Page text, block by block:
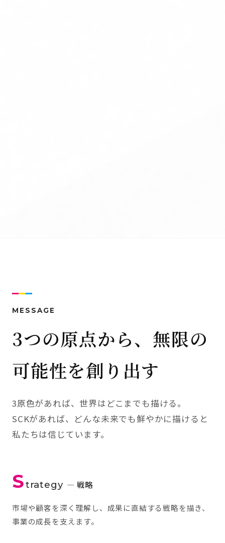
MESSAGE
3つの原点から、無限の
可能性を創り出す
3原色があれば、世界はどこまでも描ける。
SCKがあれば、どんな未来でも鮮やかに描けると
私たちは信じています。
Strategy — 戦略
市場や顧客を深く理解し、成果に直結する戦略を描き、
事業の成長を支えます。